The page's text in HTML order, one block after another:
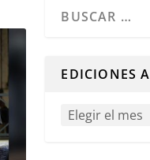
EDICIONES